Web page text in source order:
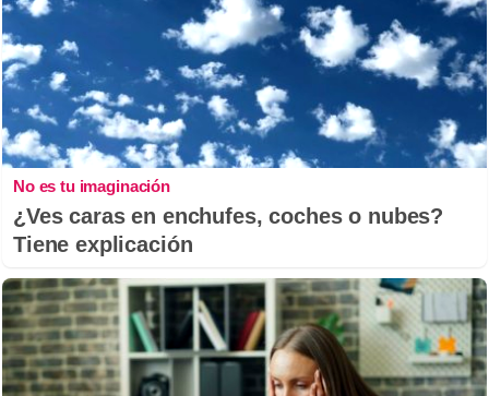
No es tu imaginación
¿Ves caras en enchufes, coches o nubes?
Tiene explicación